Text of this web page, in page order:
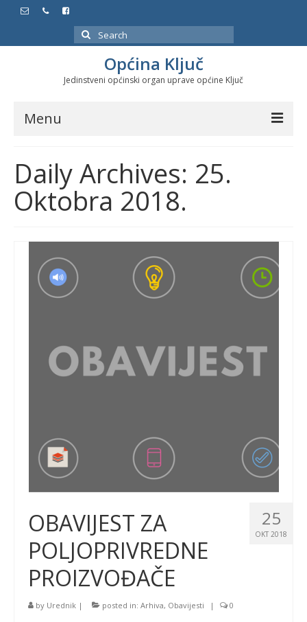
Search
for:
Općina Ključ
Jedinstveni općinski organ uprave općine Ključ
Menu
Službeni glasnici
Javne nabavke
Značajni datumi i manifestacije
Program energetske efikasnosti u stambenom
sektoru
Daily Archives: 25.
Oktobra 2018.
25
OKT 2018
OBAVIJEST ZA
POLJOPRIVREDNE
PROIZVOĐAČE
by Urednik | posted in: Arhiva, Obavijesti | 0